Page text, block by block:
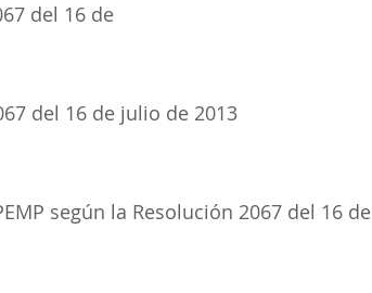
del 16 de
del 16 de julio de 2013
según la Resolución 2067 del 16 de